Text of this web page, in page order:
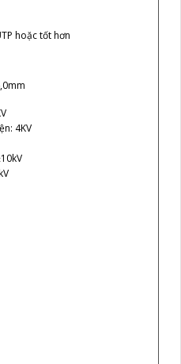
hoặc tốt hơn
4KV